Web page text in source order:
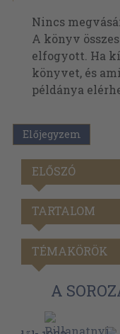
Nincs
A könyv
elfogyott. Ha
könyvet, és
példánya
Előjegyzem
ELŐSZÓ
TARTALOM
TÉMAKÖRÖK
A